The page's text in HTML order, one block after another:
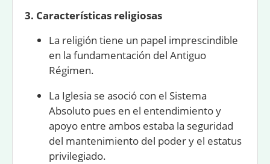
3. Características religiosas
La religión tiene un papel imprescindible
en la fundamentación del Antiguo
Régimen.
La Iglesia se asoció con el Sistema
Absoluto pues en el entendimiento y
apoyo entre ambos estaba la seguridad
del mantenimiento del poder y el estatus
privilegiado.